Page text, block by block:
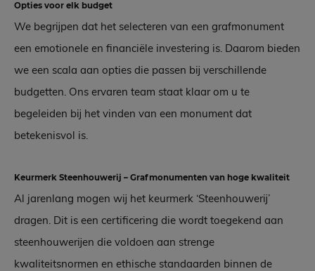
Opties voor elk budget
We begrijpen dat het selecteren van een grafmonument
een emotionele en financiële investering is. Daarom bieden
we een scala aan opties die passen bij verschillende
budgetten. Ons ervaren team staat klaar om u te
begeleiden bij het vinden van een monument dat
betekenisvol is.
Keurmerk Steenhouwerij – Grafmonumenten van hoge kwaliteit
Al jarenlang mogen wij het keurmerk ‘Steenhouwerij’
dragen. Dit is een certificering die wordt toegekend aan
steenhouwerijen die voldoen aan strenge
kwaliteitsnormen en ethische standaarden binnen de